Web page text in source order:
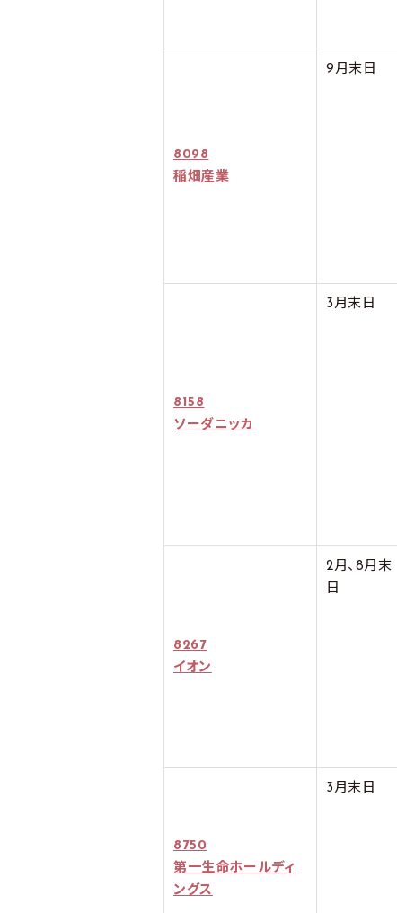
8098
稲畑産業
9月末日
8158
ソーダニッカ
3月末日
8267
イオン
2月、8月末
日
8750
第一生命ホールディ
ングス
3月末日